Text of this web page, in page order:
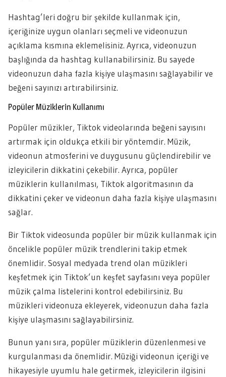
Hashtag’leri doğru bir şekilde kullanmak için,
içeriğinize uygun olanları seçmeli ve videonuzun
açıklama kısmına eklemelisiniz. Ayrıca, videonuzun
başlığında da hashtag kullanabilirsiniz. Bu sayede
videonuzun daha fazla kişiye ulaşmasını sağlayabilir ve
beğeni sayınızı artırabilirsiniz.
Popüler Müziklerin Kullanımı
Popüler müzikler, Tiktok videolarında beğeni sayısını
artırmak için oldukça etkili bir yöntemdir. Müzik,
videonun atmosferini ve duygusunu güçlendirebilir ve
izleyicilerin dikkatini çekebilir. Ayrıca, popüler
müziklerin kullanılması, Tiktok algoritmasının da
dikkatini çeker ve videonun daha fazla kişiye ulaşmasını
sağlar.
Bir Tiktok videosunda popüler bir müzik kullanmak için
öncelikle popüler müzik trendlerini takip etmek
önemlidir. Sosyal medyada trend olan müzikleri
keşfetmek için Tiktok’un keşfet sayfasını veya popüler
müzik çalma listelerini kontrol edebilirsiniz. Bu
müzikleri videonuza ekleyerek, videonuzun daha fazla
kişiye ulaşmasını sağlayabilirsiniz.
Bunun yanı sıra, popüler müziklerin düzenlenmesi ve
kurgulanması da önemlidir. Müziği videonun içeriği ve
hikayesiyle uyumlu hale getirmek, izleyicilerin ilgisini